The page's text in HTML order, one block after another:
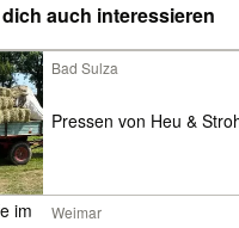
auch interessieren
Bad Sulza
Pressen von Heu &
Weimar